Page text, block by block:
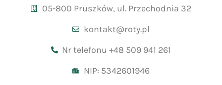
05-800 Pruszków, ul. Przechodnia 32
kontakt@roty.pl
Nr telefonu +48 509 941 261
NIP: 5342601946